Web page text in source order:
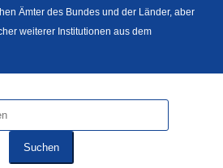
Ämter des Bundes und der Länder, aber
weiterer Institutionen aus dem
Suchen